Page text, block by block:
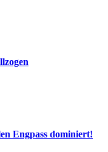
Engpass dominiert!